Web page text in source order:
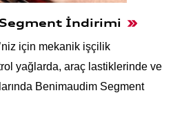
İndirimi
için mekanik işçilik
yağlarda, araç lastiklerinde ve
Benimaudim Segment